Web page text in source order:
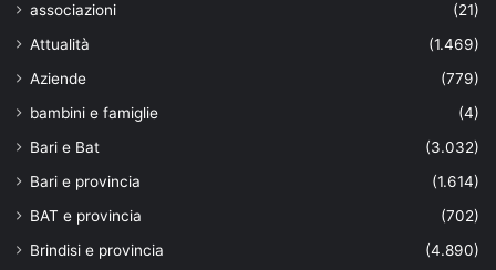
associazioni
(21)
Attualità
(1.469)
Aziende
(779)
bambini e famiglie
(4)
Bari e Bat
(3.032)
Bari e provincia
(1.614)
BAT e provincia
(702)
Brindisi e provincia
(4.890)